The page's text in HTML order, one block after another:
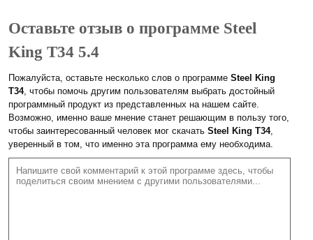
Оставьте отзыв о программе Steel
King T34 5.4
Пожалуйста, оставьте несколько слов о программе Steel King
T34, чтобы помочь другим пользователям выбрать достойный
программный продукт из представленных на нашем сайте.
Возможно, именно ваше мнение станет решающим в пользу того,
чтобы заинтересованный человек мог скачать Steel King T34,
уверенный в том, что именно эта программа ему необходима.